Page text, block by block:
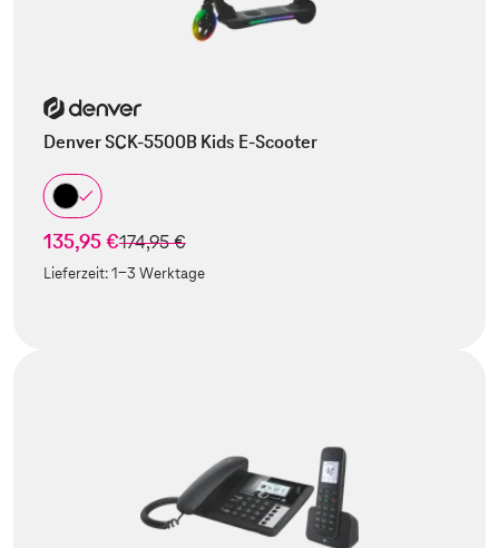
Denver SCK-5500B Kids E-Scooter
135,95 €statt
174,95 €
Lieferzeit:1-3 Werktage